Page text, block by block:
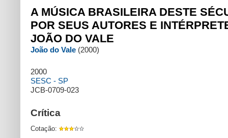
A MÚSICA BRASILEIRA DESTE
POR SEUS AUTORES E
JOÃO DO VALE
João do Vale (2000)
2000
SESC - SP
JCB-0709-023
Crítica
Cotação: